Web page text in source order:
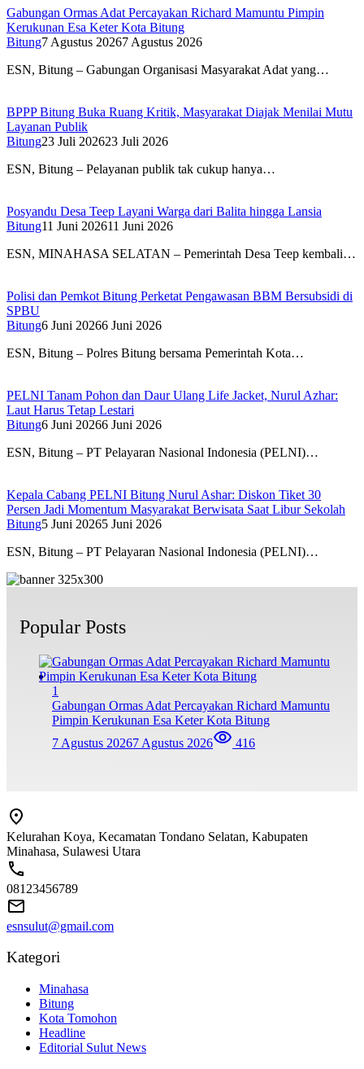
Gabungan Ormas Adat Percayakan Richard Mamuntu Pimpin
Kerukunan Esa Keter Kota Bitung
Bitung7 Agustus 20267 Agustus 2026
ESN, Bitung – Gabungan Organisasi Masyarakat Adat yang…
BPPP Bitung Buka Ruang Kritik, Masyarakat Diajak Menilai Mutu
Layanan Publik
Bitung23 Juli 202623 Juli 2026
ESN, Bitung – Pelayanan publik tak cukup hanya…
Posyandu Desa Teep Layani Warga dari Balita hingga Lansia
Bitung11 Juni 202611 Juni 2026
ESN, MINAHASA SELATAN – Pemerintah Desa Teep kembali…
Polisi dan Pemkot Bitung Perketat Pengawasan BBM Bersubsidi di
SPBU
Bitung6 Juni 20266 Juni 2026
ESN, Bitung – Polres Bitung bersama Pemerintah Kota…
PELNI Tanam Pohon dan Daur Ulang Life Jacket, Nurul Azhar:
Laut Harus Tetap Lestari
Bitung6 Juni 20266 Juni 2026
ESN, Bitung – PT Pelayaran Nasional Indonesia (PELNI)…
Kepala Cabang PELNI Bitung Nurul Ashar: Diskon Tiket 30
Persen Jadi Momentum Masyarakat Berwisata Saat Libur Sekolah
Bitung5 Juni 20265 Juni 2026
ESN, Bitung – PT Pelayaran Nasional Indonesia (PELNI)…
Popular Posts
1
Gabungan Ormas Adat Percayakan Richard Mamuntu
Pimpin Kerukunan Esa Keter Kota Bitung
7 Agustus 20267 Agustus 2026 416
Kelurahan Koya, Kecamatan Tondano Selatan, Kabupaten
Minahasa, Sulawesi Utara
08123456789
esnsulut@gmail.com
Kategori
Minahasa
Bitung
Kota Tomohon
Headline
Editorial Sulut News